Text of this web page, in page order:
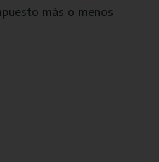
más o menos